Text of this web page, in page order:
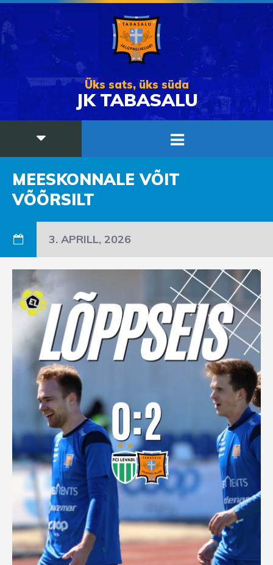
Üks sats, üks süda
JK TABASALU
MEESKONNALE VÕIT
VÕÕRSILT
3. APRILL, 2026